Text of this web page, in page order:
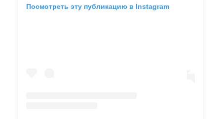
Посмотреть эту публикацию в Instagram